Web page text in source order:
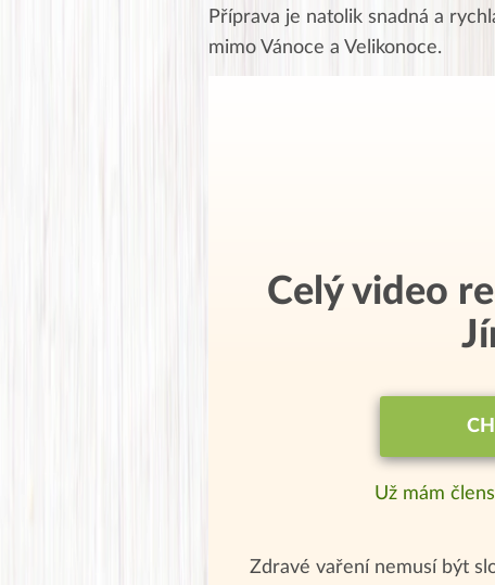
Příprava je natolik snadná a
mimo Vánoce a Velikonoce.
Celý video
Už mám
Zdravé vaření nemusí být